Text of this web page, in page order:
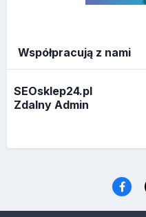
Współpracują z nami
SEOsklep24.pl
Zdalny Admin